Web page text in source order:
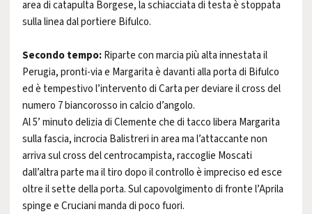
area di catapulta Borgese, la schiacciata di testa è stoppata
sulla linea dal portiere Bifulco.
Secondo tempo:Riparte con marcia più alta innestata il
Perugia, pronti-via e Margarita è davanti alla porta di Bifulco
ed è tempestivo l’intervento di Carta per deviare il cross del
numero 7 biancorosso in calcio d’angolo.
Al 5’ minuto delizia di Clemente che di tacco libera Margarita
sulla fascia, incrocia Balistreri in area ma l’attaccante non
arriva sul cross del centrocampista, raccoglie Moscati
dall’altra parte ma il tiro dopo il controllo è impreciso ed esce
oltre il sette della porta. Sul capovolgimento di fronte l’Aprila
spinge e Cruciani manda di poco fuori.